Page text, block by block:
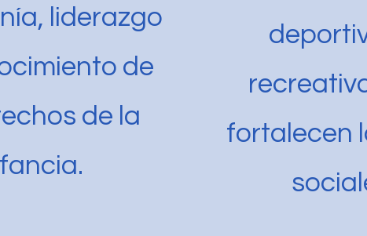
liderazgo
de
de la
fortalecen